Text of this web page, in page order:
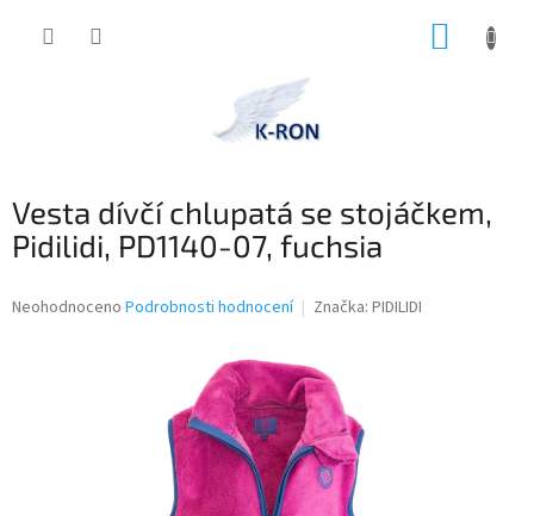
Vesta dívčí chlupatá se stojáčkem,
Pidilidi, PD1140-07, fuchsia
Průměrné
Neohodnoceno Podrobnosti hodnocení Značka: PIDILIDI